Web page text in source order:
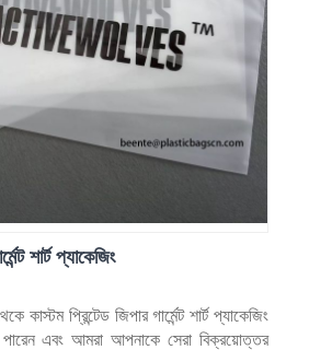
শার্ট প্যাকেজিং
কাস্টম প্রিন্টেড জিপার গার্মেন্ট শার্ট প্যাকেজিং
এবং আমরা আপনাকে সেরা বিক্রয়োত্তর